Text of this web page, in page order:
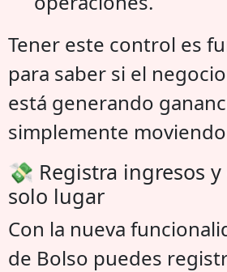
Tener este control es
para saber si el
está generando
simplemente
💸 Registra ingresos
solo lugar
Con la nueva
de Bolso puedes